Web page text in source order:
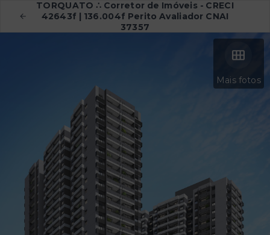
TORQUATO ∴ Corretor de Imóveis - CRECI
42643f | 136.004f Perito Avaliador CNAI
37357
Mais fotos